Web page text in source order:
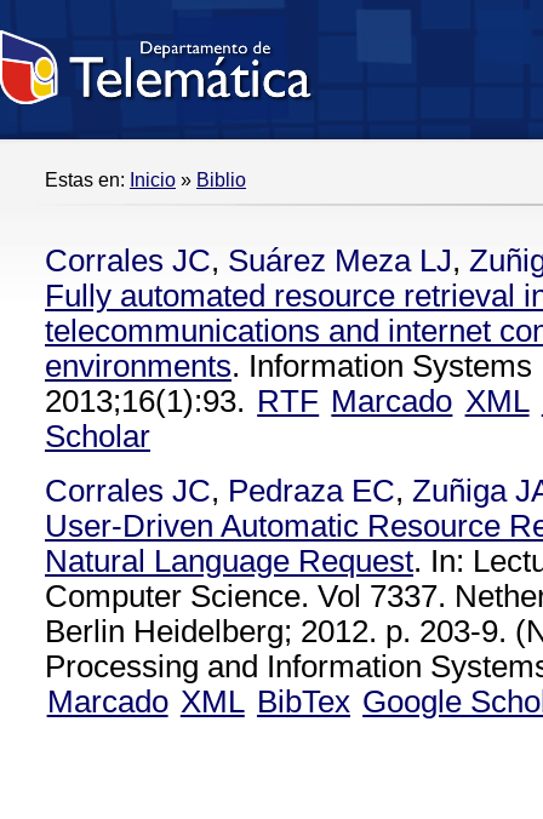
Estas en: Inicio » Biblio
Corrales JC, Suárez Meza LJ,
Fully automated resource retrieval
telecommunications and internet
environments. Information Systems
2013;16(1):93. RTF Marcado XML
Scholar
Corrales JC, Pedraza EC, Zuñiga
User-Driven Automatic Resource
Natural Language Request. In:
Computer Science. Vol 7337.
Berlin Heidelberg; 2012. p. 203-9.
Processing and Information
Marcado XML BibTex Google